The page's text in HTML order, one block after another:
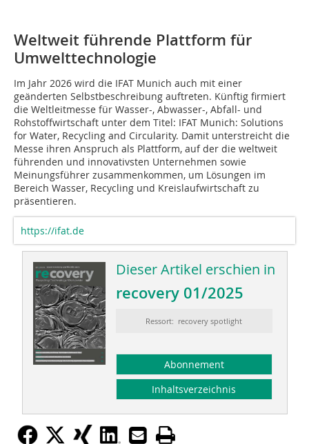
Weltweit führende Plattform für
Umwelttechnologie
Im Jahr 2026 wird die IFAT Munich auch mit einer
geänderten Selbstbeschreibung auftreten. Künftig firmiert
die Weltleitmesse für Wasser-, Abwasser-, Abfall- und
Rohstoffwirtschaft unter dem Titel: IFAT Munich: Solutions
for Water, Recycling and Circularity. Damit unterstreicht die
Messe ihren Anspruch als Plattform, auf der die weltweit
führenden und innovativsten Unternehmen sowie
Meinungsführer zusammenkommen, um Lösungen im
Bereich Wasser, Recycling und Kreislaufwirtschaft zu
präsentieren.
https://ifat.de
Dieser Artikel erschien in
recovery 01/2025
Ressort: recovery spotlight
Abonnement
Inhaltsverzeichnis